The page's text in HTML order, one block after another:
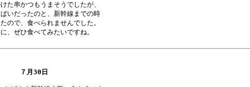
た串かつもうまそうでしたが、
いだったのと、新幹線までの時
ので、食べられませんでした。
に、ぜひ食べてみたいですね。
７月30日